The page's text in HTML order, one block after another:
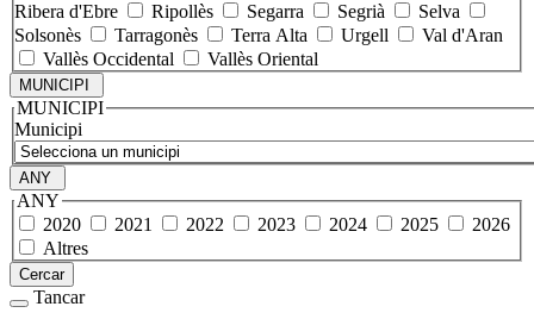
Ribera d'Ebre
Ripollès Segarra Segrià
Selva
Solsonès
Tarragonès Terra Alta Urgell
Val d'Aran
Vallès Occidental
Vallès Oriental
MUNICIPI
MUNICIPI
Municipi
ANY
ANY
2020
2021 2022 2023 2024 2025
2026
Altres
Cercar
Tancar